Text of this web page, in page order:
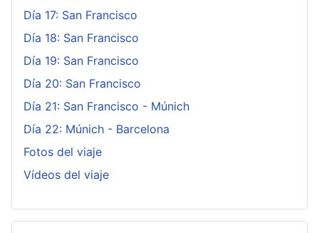
Día 17: San Francisco
Día 18: San Francisco
Día 19: San Francisco
Día 20: San Francisco
Día 21: San Francisco - Múnich
Día 22: Múnich - Barcelona
Fotos del viaje
Vídeos del viaje